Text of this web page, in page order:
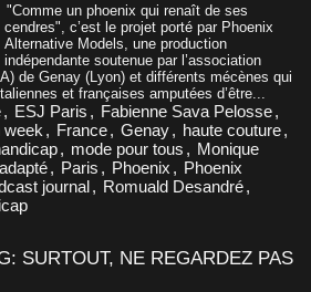
"Comme un phoenix qui renaît de ses
cendres", c’est le projet porté par Phoenix
Alternative Models, une production
indépendante soutenue par l’association
de Genay (Lyon) et différents mécènes qui
et françaises amputées d’être...
, ESJ Paris , Fabienne Sava Pelosse,
week , France, Genay, haute couture,
, mode pour tous , Monique
, Paris , Phoenix , Phoenix
journal, Romuald Desandré,
SURTOUT, NE REGARDEZ PAS